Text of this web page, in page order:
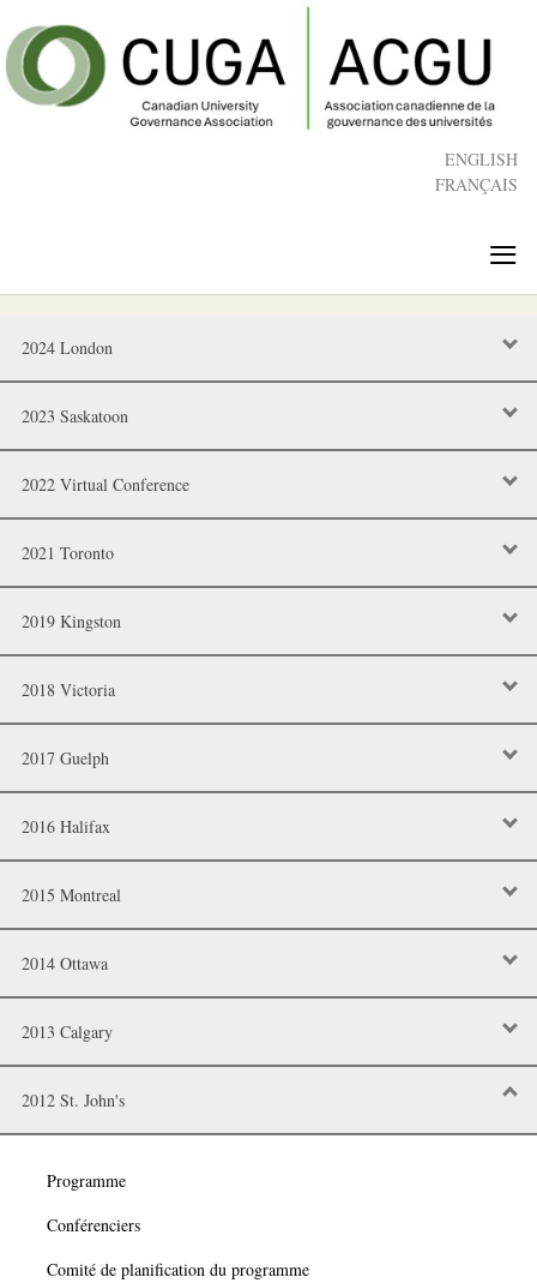
to
main
content
ENGLISH
FRANÇAIS
≡
2024 London
2023 Saskatoon
2022 Virtual Conference
2021 Toronto
2019 Kingston
2018 Victoria
2017 Guelph
2016 Halifax
2015 Montreal
2014 Ottawa
2013 Calgary
2012 St. John's
Programme
Conférenciers
Comité de planification du programme